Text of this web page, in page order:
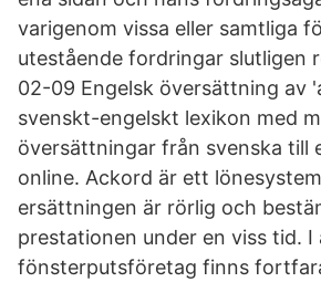
varigenom vissa eller samtliga
utestående fordringar slutligen
02-09 Engelsk översättning av
svenskt-engelskt lexikon med
översättningar från svenska till
online. Ackord är ett
ersättningen är rörlig och
prestationen under en viss tid.
fönsterputsföretag finns